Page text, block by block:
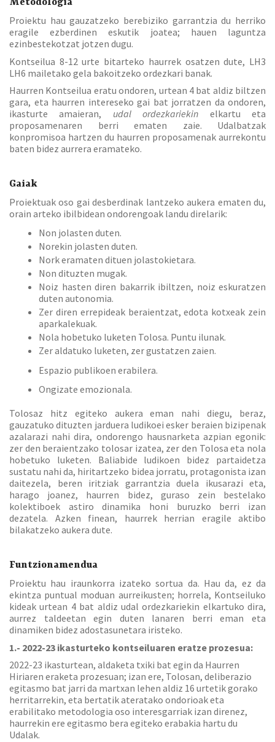
Metodologia
Proiektu hau gauzatzeko berebiziko garrantzia du herriko
eragile ezberdinen eskutik joatea; hauen laguntza
ezinbestekotzat jotzen dugu.
Kontseilua 8-12 urte bitarteko haurrek osatzen dute, LH3
LH6 mailetako gela bakoitzeko ordezkari banak.
Haurren Kontseilua eratu ondoren, urtean 4 bat aldiz biltzen
gara, eta haurren intereseko gai bat jorratzen da ondoren,
ikasturte amaieran, udal ordezkariekin elkartu eta
proposamenaren berri ematen zaie. Udalbatzak
konpromisoa hartzen du haurren proposamenak aurrekontu
baten bidez aurrera eramateko.
Gaiak
Proiektuak oso gai desberdinak lantzeko aukera ematen du,
orain arteko ibilbidean ondorengoak landu direlarik:
Non jolasten duten.
Norekin jolasten duten.
Nork eramaten dituen jolastokietara.
Non dituzten mugak.
Noiz hasten diren bakarrik ibiltzen, noiz eskuratzen
duten autonomia.
Zer diren errepideak beraientzat, edota kotxeak zein
aparkalekuak.
Nola hobetuko luketen Tolosa. Puntu ilunak.
Zer aldatuko luketen, zer gustatzen zaien.
Espazio publikoen erabilera.
Ongizate emozionala.
Tolosaz hitz egiteko aukera eman nahi diegu, beraz,
gauzatuko dituzten jarduera ludikoei esker beraien bizipenak
azalarazi nahi dira, ondorengo hausnarketa azpian egonik:
zer den beraientzako tolosar izatea, zer den Tolosa eta nola
hobetuko luketen. Baliabide ludikoen bidez partaidetza
sustatu nahi da, hiritartzeko bidea jorratu, protagonista izan
daitezela, beren iritziak garrantzia duela ikusarazi eta,
harago joanez, haurren bidez, guraso zein bestelako
kolektiboek astiro dinamika honi buruzko berri izan
dezatela. Azken finean, haurrek herrian eragile aktibo
bilakatzeko aukera dute.
Funtzionamendua
Proiektu hau iraunkorra izateko sortua da. Hau da, ez da
ekintza puntual moduan aurreikusten; horrela, Kontseiluko
kideak urtean 4 bat aldiz udal ordezkariekin elkartuko dira,
aurrez taldeetan egin duten lanaren berri eman eta
dinamiken bidez adostasunetara iristeko.
1.- 2022-23 ikasturteko kontseiluaren eratze prozesua:
2022-23 ikasturtean, aldaketa txiki bat egin da Haurren
Hiriaren eraketa prozesuan; izan ere, Tolosan, deliberazio
egitasmo bat jarri da martxan lehen aldiz 16 urtetik gorako
herritarrekin, eta bertatik ateratako ondorioak eta
erabilitako metodologia oso interesgarriak izan direnez,
haurrekin ere egitasmo bera egiteko erabakia hartu du
Udalak.